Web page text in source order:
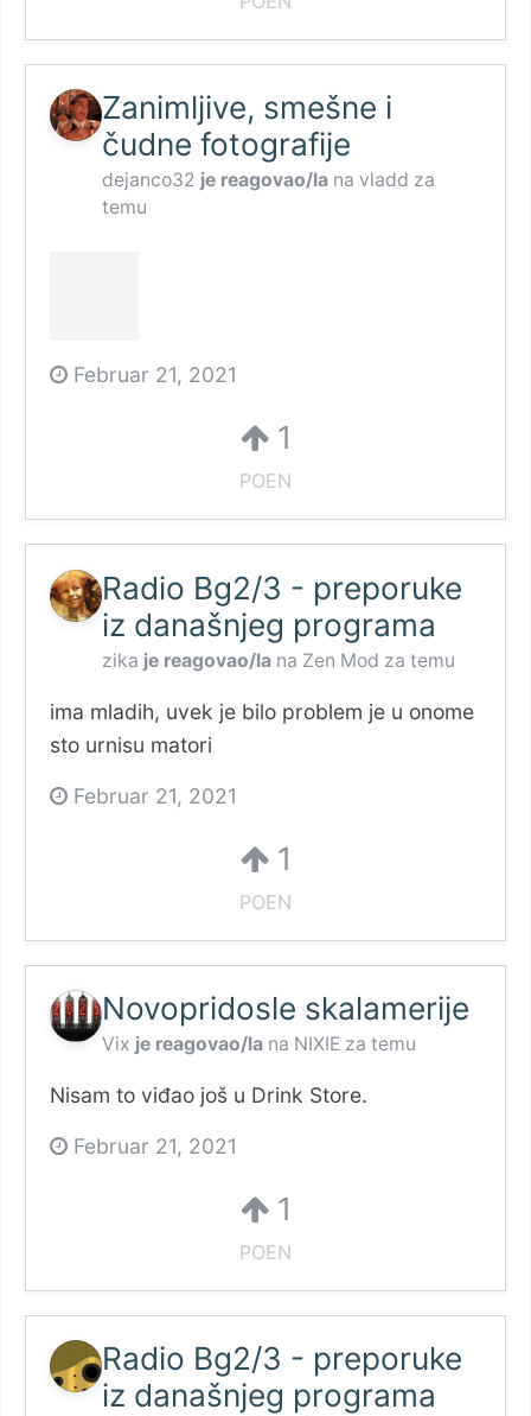
Zanimljive, smešne i
čudne fotografije
dejanco32 je reagovao/la na vladd za
temu
Februar 21, 2021
1
POEN
Radio Bg2/3 - preporuke
iz današnjeg programa
zika je reagovao/la na Zen Mod za temu
ima mladih, uvek je bilo problem je u onome
sto urnisu matori
Februar 21, 2021
1
POEN
Novopridosle skalamerije
Vix je reagovao/la na NIXIE za temu
Nisam to viđao još u Drink Store.
Februar 21, 2021
1
POEN
Radio Bg2/3 - preporuke
iz današnjeg programa